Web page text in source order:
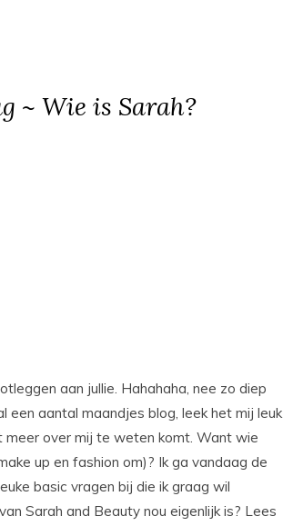
~ Wie is Sarah?
aan jullie. Hahahaha, nee zo diep
een aantal maandjes blog, leek het mij leuk
over mij te weten komt. Want wie
up en fashion om)? Ik ga vandaag de
basic vragen bij die ik graag wil
Sarah and Beauty nou eigenlijk is? Lees